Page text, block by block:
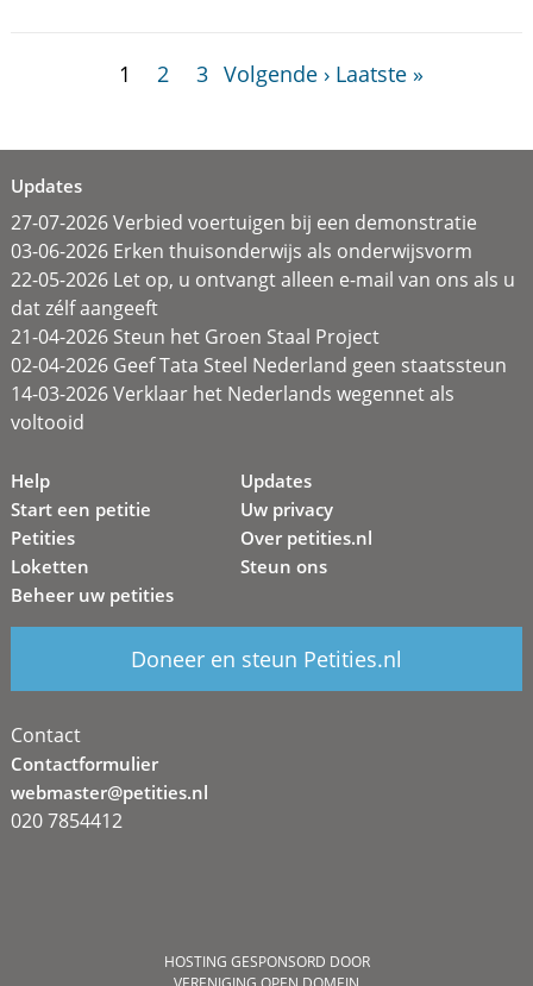
1 2 3 Volgende › Laatste »
Updates
27-07-2026 Verbied voertuigen bij een demonstratie
03-06-2026 Erken thuisonderwijs als onderwijsvorm
22-05-2026 Let op, u ontvangt alleen e-mail van ons als u
dat zélf aangeeft
21-04-2026 Steun het Groen Staal Project
02-04-2026 Geef Tata Steel Nederland geen staatssteun
14-03-2026 Verklaar het Nederlands wegennet als
voltooid
Help
Start een petitie
Petities
Loketten
Beheer uw petities
Updates
Uw privacy
Over petities.nl
Steun ons
Doneer en steun Petities.nl
Contact
Contactformulier
webmaster@petities.nl
020 7854412
HOSTING GESPONSORD DOOR